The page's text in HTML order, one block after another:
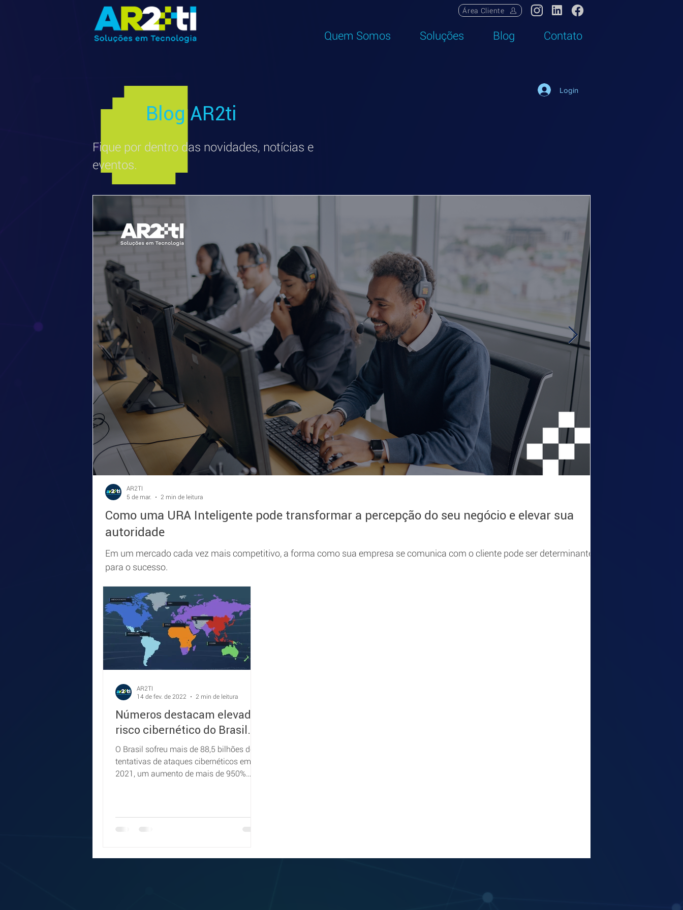
Área Cliente
Quem Somos Soluções Blog Contato
Como uma URA Inteligente pode transformar a percepção do seu negócio e elevar sua
autoridade
Em um mercado cada vez mais competitivo, a forma como sua empresa se comunica com o cliente pode ser determinante
para o sucesso.
AR2TI
5 de mar.
2 min de leitura
Blog AR2ti
Login
Fique por dentro das novidades, notícias e
eventos.
Números destacam elevado
risco cibernético do Brasil.
O Brasil sofreu mais de 88,5 bilhões de
tentativas de ataques cibernéticos em
2021, um aumento de mais de 950%
AR2TI
14 de fev. de 2022
2 min de leitura